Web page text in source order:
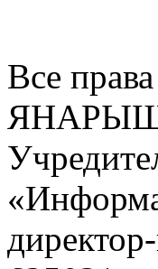
Все
ЯНАРЫШ